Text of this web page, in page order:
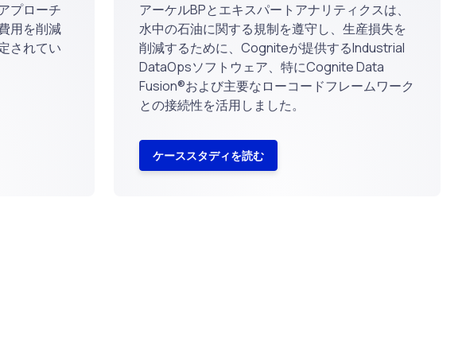
プローチ
用を削減
されてい
アーケルBPとエキスパートアナリティクスは、
水中の石油に関する規制を遵守し、生産損失を
削減するために、Cogniteが提供するIndustrial
DataOpsソフトウェア、特にCognite Data
Fusion®および主要なローコードフレームワーク
との接続性を活用しました。
ケーススタディを読む